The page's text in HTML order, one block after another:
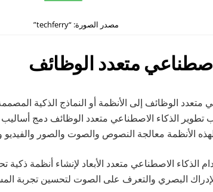
مصدر الصورة: “techferry”
متعدد الوظائف إلى الأنظمة أو النماذج الذكية
تطوير الذكاء الاصطناعي متعدد الوظائف دمج
الأنظمة معالجة النصوص والصوت والصور والفيديو
الاصطناعي متعدد الأبعاد لإنشاء أنظمة ذكية
البصري والتعرف على الصوت لتحسين تجربة